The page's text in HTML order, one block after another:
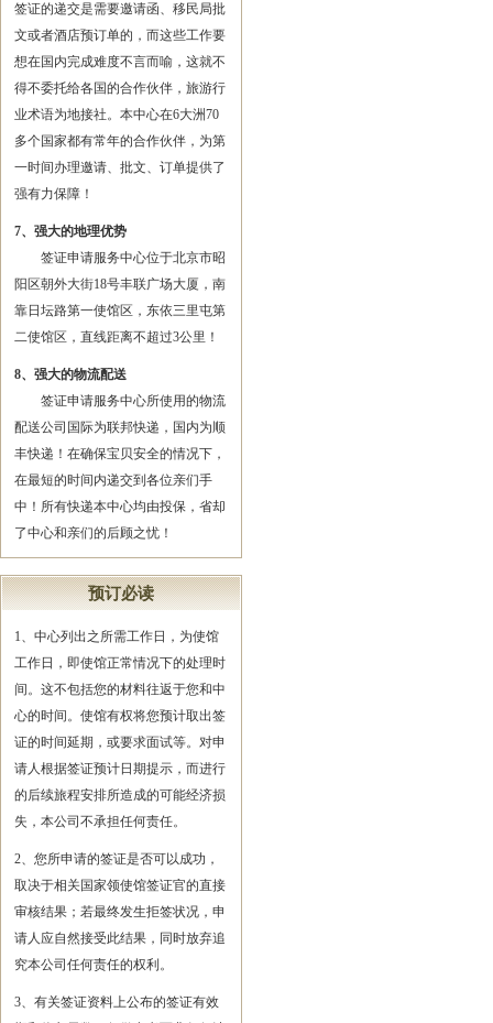
签证的递交是需要邀请函、移民局批
文或者酒店预订单的，而这些工作要
想在国内完成难度不言而喻，这就不
得不委托给各国的合作伙伴，旅游行
业术语为地接社。本中心在6大洲70
多个国家都有常年的合作伙伴，为第
一时间办理邀请、批文、订单提供了
强有力保障！
7、强大的地理优势
签证申请服务中心位于北京市昭
阳区朝外大街18号丰联广场大厦，南
靠日坛路第一使馆区，东依三里屯第
二使馆区，直线距离不超过3公里！
8、强大的物流配送
签证申请服务中心所使用的物流
配送公司国际为联邦快递，国内为顺
丰快递！在确保宝贝安全的情况下，
在最短的时间内递交到各位亲们手
中！所有快递本中心均由投保，省却
了中心和亲们的后顾之忧！
预订必读
1、中心列出之所需工作日，为使馆
工作日，即使馆正常情况下的处理时
间。这不包括您的材料往返于您和中
心的时间。使馆有权将您预计取出签
证的时间延期，或要求面试等。对申
请人根据签证预计日期提示，而进行
的后续旅程安排所造成的可能经济损
失，本公司不承担任何责任。
2、您所申请的签证是否可以成功，
取决于相关国家领使馆签证官的直接
审核结果；若最终发生拒签状况，申
请人应自然接受此结果，同时放弃追
究本公司任何责任的权利。
3、有关签证资料上公布的签证有效